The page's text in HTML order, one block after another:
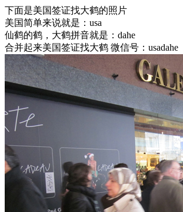
下面是美国签证找大鹤的照片
美国简单来说就是：usa
仙鹤的鹤，大鹤拼音就是：dahe
合并起来美国签证找大鹤 微信号：usadahe